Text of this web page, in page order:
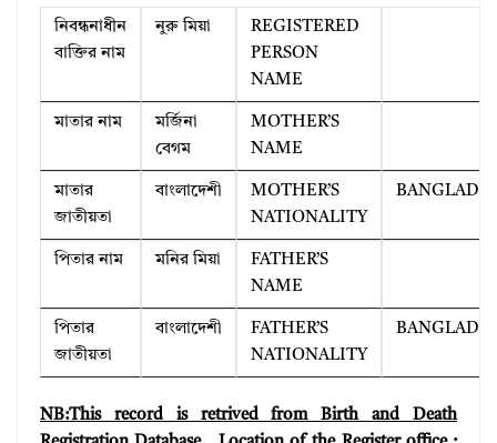
নিবন্ধনাধীন
বাক্তির নাম
নুরু মিয়া
REGISTERED
PERSON
NAME
মাতার নাম
মর্জিনা
বেগম
MOTHER’S
NAME
মাতার
জাতীয়তা
বাংলাদেশী
MOTHER’S
NATIONALITY
পিতার নাম মনির মিয়া
FATHER’S
NAME
পিতার
জাতীয়তা
বাংলাদেশী
FATHER’S
NATIONALITY
NB:This record is retrived from Birth and Death